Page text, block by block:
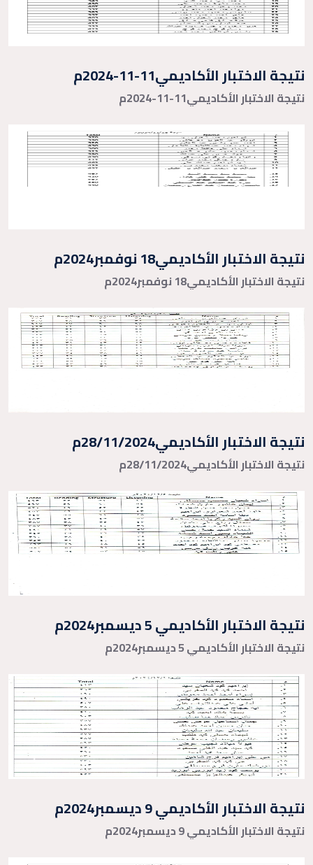
نتيجة الاختبار الأكاديمي11-11-2024م
نتيجة الاختبار الأكاديمي11-11-2024م
نتيجة الاختبار الأكاديمي18 نوفمبر2024م
نتيجة الاختبار الأكاديمي18 نوفمبر2024م
نتيجة الاختبار الأكاديمي28/11/2024م
نتيجة الاختبار الأكاديمي28/11/2024م
نتيجة الاختبار الأكاديمي 5 ديسمبر2024م
نتيجة الاختبار الأكاديمي 5 ديسمبر2024م
نتيجة الاختبار الأكاديمي 9 ديسمبر2024م
نتيجة الاختبار الأكاديمي 9 ديسمبر2024م